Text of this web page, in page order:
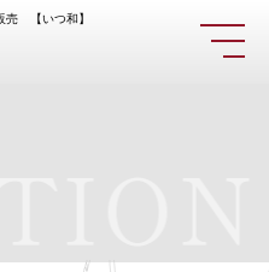
売 【いつ和】